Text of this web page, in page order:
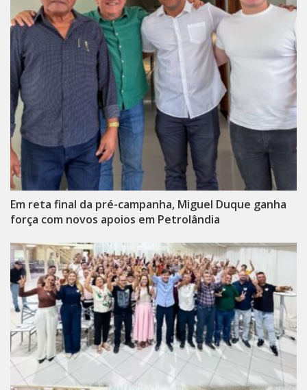
Em reta final da pré-campanha, Miguel Duque ganha
força com novos apoios em Petrolândia